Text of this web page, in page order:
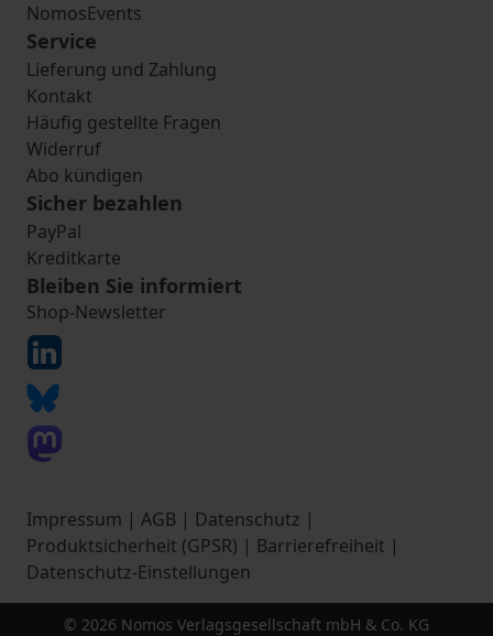
NomosEvents
Service
Lieferung und Zahlung
Kontakt
Häufig gestellte Fragen
Widerruf
Abo kündigen
Sicher bezahlen
PayPal
Kreditkarte
Bleiben Sie informiert
Shop-Newsletter
Impressum | AGB | Datenschutz |
Produktsicherheit (GPSR) | Barrierefreiheit |
Datenschutz-Einstellungen
© 2026 Nomos Verlagsgesellschaft mbH & Co. KG